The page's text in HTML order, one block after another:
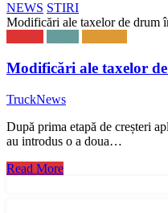
NEWS STIRI
Modificări ale taxelor de drum
Modificări ale taxelor
TruckNews
După prima etapă de creșteri
au introdus o a doua…
Read More